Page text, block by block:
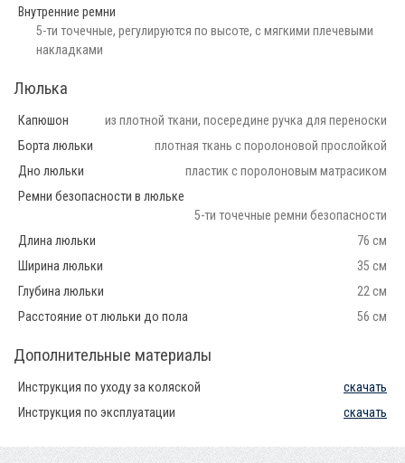
Внутренние ремни
5-ти точечные, регулируются по высоте, с мягкими плечевыми
накладками
Люлька
Капюшон
из плотной ткани, посередине ручка для переноски
Борта люльки
плотная ткань с поролоновой прослойкой
Дно люльки
пластик с поролоновым матрасиком
Ремни безопасности в люльке
5-ти точечные ремни безопасности
Длина люльки
76 см
Ширина люльки
35 см
Глубина люльки
22 см
Расстояние от люльки до пола
56 см
Дополнительные материалы
Инструкция по уходу за коляской
скачать
Инструкция по эксплуатации
скачать